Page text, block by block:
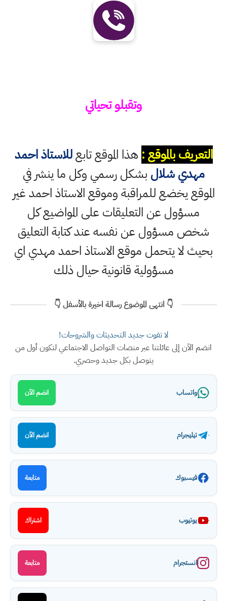
وتقبلو تحياتي
التعريف بالموقع : هذا الموقع تابعللاستاذ احمد
مهدي شلال بشكل رسمي وكل ما ينشر في
الموقع يخضع للمراقبة وموقع الاستاذ احمد غير
مسؤول عن التعليقات على المواضيع كل
شخص مسؤول عن نفسه عند كتابة التعليق
بحيث لا يتحمل موقع الاستاذ احمد مهدي اي
مسؤولية قانونية حيال ذلك
👇 انتهى الموضوع رسالة اخيرة بالأسفل 👇
لا تفوت جديد التحديثات والشروحات!
انضم الآن إلى عائلتنا عبر منصات التواصل الاجتماعي لتكون أول من
يتوصل بكل جديد وحصري.
واتساب انضم الآن
تيليجرام انضم الآن
فيسبوك متابعة
يوتيوب اشتراك
انستجرام متابعة